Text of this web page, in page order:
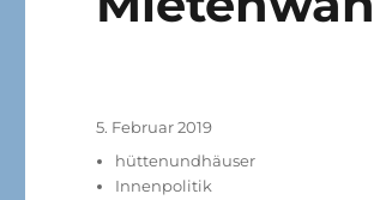
Veröffentlicht
am
5. Februar 2019
Kategorien
hüttenundhäuser
Innenpolitik